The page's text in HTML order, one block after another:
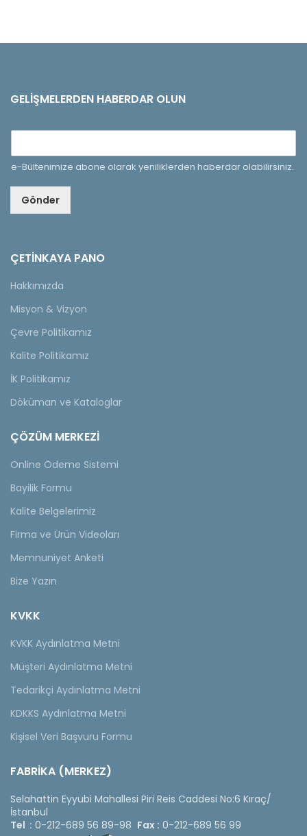
GELIŞMELERDEN HABERDAR OLUN
e-Bültenimize abone olarak yeniliklerden haberdar olabilirsiniz.
Gönder
ÇETINKAYA PANO
Hakkımızda
Misyon & Vizyon
Çevre Politikamız
Kalite Politikamız
İK Politikamız
Döküman ve Kataloglar
ÇÖZÜM MERKEZİ
Online Ödeme Sistemi
Bayilik Formu
Kalite Belgelerimiz
Firma ve Ürün Videoları
Memnuniyet Anketi
Bize Yazın
KVKK
KVKK Aydınlatma Metni
Müşteri Aydınlatma Metni
Tedarikçi Aydınlatma Metni
KDKKS Aydınlatma Metni
Kişisel Veri Başvuru Formu
FABRİKA (MERKEZ)
Selahattin Eyyubi Mahallesi Piri Reis Caddesi No:6 Kıraç/
İstanbul
Tel : 0-212-689 56 89-98 Fax : 0-212-689 56 99